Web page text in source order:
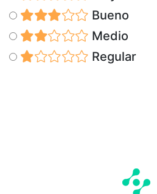
Bueno
Medio
Regular